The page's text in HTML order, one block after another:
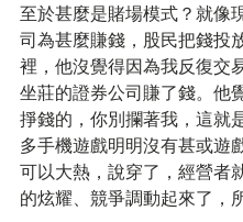
至於甚麼是賭場模式？就像
司為甚麼賺錢，股民把錢投
裡，他沒覺得因為我反復交
坐莊的證券公司賺了錢。他
掙錢的，你別攔著我，這就
多手機遊戲明明沒有甚或遊
可以大熱，說穿了，經營者
的炫耀、競爭調動起來了，